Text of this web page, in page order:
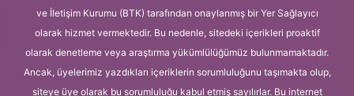
ve İletişim Kurumu (BTK) tarafından onaylanmış bir Yer Sağlayıcı
olarak hizmet vermektedir. Bu nedenle, sitedeki içerikleri proaktif
olarak denetleme veya araştırma yükümlülüğümüz bulunmamaktadır.
Ancak, üyelerimiz yazdıkları içeriklerin sorumluluğunu taşımakta olup,
siteye üye olarak bu sorumluluğu kabul etmiş sayılırlar. Bu internet